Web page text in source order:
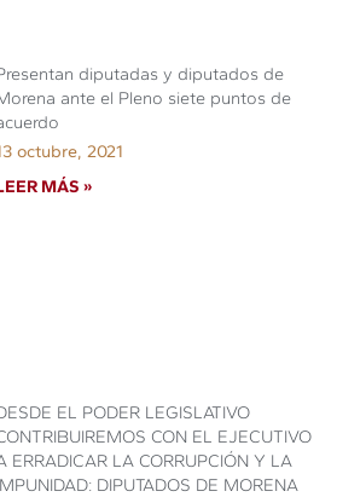
diputadas y diputados de
ante el Pleno siete puntos de
octubre, 2021
MÁS »
EL PODER LEGISLATIVO
CON EL EJECUTIVO
ERRADICAR LA CORRUPCIÓN Y LA
DIPUTADOS DE MORENA